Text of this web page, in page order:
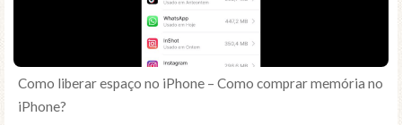
Como liberar espaço no iPhone – Como comprar memória no
iPhone?